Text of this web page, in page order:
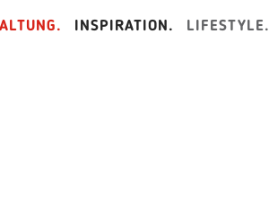
INSPIRATION. LIFESTYLE.